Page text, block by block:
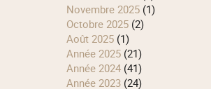
novembre 2025(1)
octobre 2025(2)
août 2025(1)
année 2025(21)
année 2024(41)
année 2023(24)